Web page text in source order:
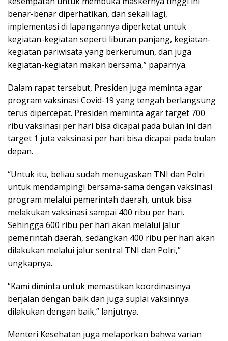
benar-benar diperhatikan, dan sekali lagi,
implementasi di lapangannya diperketat untuk
kegiatan-kegiatan seperti liburan panjang, kegiatan-
kegiatan pariwisata yang berkerumun, dan juga
kegiatan-kegiatan makan bersama,” paparnya.
Dalam rapat tersebut, Presiden juga meminta agar
program vaksinasi Covid-19 yang tengah berlangsung
terus dipercepat. Presiden meminta agar target 700
ribu vaksinasi per hari bisa dicapai pada bulan ini dan
target 1 juta vaksinasi per hari bisa dicapai pada bulan
depan.
“Untuk itu, beliau sudah menugaskan TNI dan Polri
untuk mendampingi bersama-sama dengan vaksinasi
program melalui pemerintah daerah, untuk bisa
melakukan vaksinasi sampai 400 ribu per hari.
Sehingga 600 ribu per hari akan melalui jalur
pemerintah daerah, sedangkan 400 ribu per hari akan
dilakukan melalui jalur sentral TNI dan Polri,”
ungkapnya.
“Kami diminta untuk memastikan koordinasinya
berjalan dengan baik dan juga suplai vaksinnya
dilakukan dengan baik,” lanjutnya.
Menteri Kesehatan juga melaporkan bahwa varian